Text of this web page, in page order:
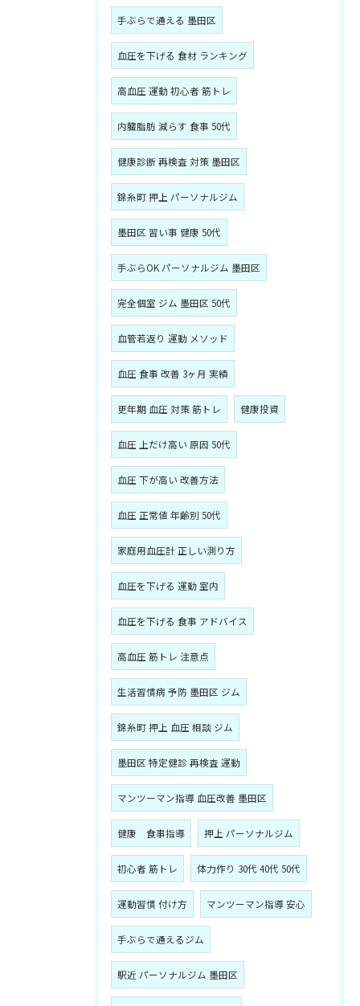
手ぶらで通える 墨田区
血圧を下げる 食材 ランキング
高血圧 運動 初心者 筋トレ
内臓脂肪 減らす 食事 50代
健康診断 再検査 対策 墨田区
錦糸町 押上 パーソナルジム
墨田区 習い事 健康 50代
手ぶらOK パーソナルジム 墨田区
完全個室 ジム 墨田区 50代
血管若返り 運動 メソッド
血圧 食事 改善 3ヶ月 実績
更年期 血圧 対策 筋トレ 健康投資
血圧 上だけ高い 原因 50代
血圧 下が高い 改善方法
血圧 正常値 年齢別 50代
家庭用血圧計 正しい測り方
血圧を下げる 運動 室内
血圧を下げる 食事 アドバイス
高血圧 筋トレ 注意点
生活習慣病 予防 墨田区 ジム
錦糸町 押上 血圧 相談 ジム
墨田区 特定健診 再検査 運動
マンツーマン指導 血圧改善 墨田区
健康 食事指導 押上 パーソナルジム
初心者 筋トレ 体力作り 30代 40代 50代
運動習慣 付け方 マンツーマン指導 安心
手ぶらで通えるジム
駅近 パーソナルジム 墨田区